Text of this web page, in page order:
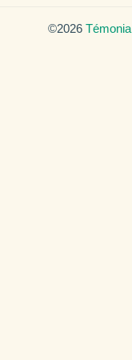
©2026 Témonia